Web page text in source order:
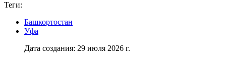
Теги:
Башкортостан
Уфа
Дата создания: 29 июля 2026 г.